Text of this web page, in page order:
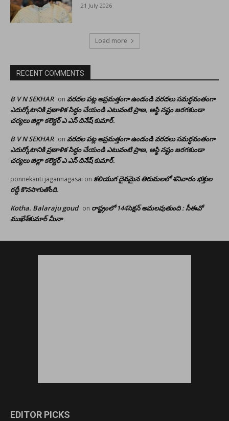
21 July 2026
Load more
RECENT COMMENTS
B V N SEKHAR on వరదల పట్ల అప్రమత్తంగా ఉండండి వరదలు సమర్ధవంతంగా
ఎదుర్కోటానికి ప్రణాళిక సిద్ధం చేయండి ఎటువంటి ప్రాణ, ఆస్థి నష్టం జరగకుండా
చర్యలు జిల్లా కలెక్టర్ ఎ ఎస్ దినేష్ కుమార్.
B V N SEKHAR on వరదల పట్ల అప్రమత్తంగా ఉండండి వరదలు సమర్ధవంతంగా
ఎదుర్కోటానికి ప్రణాళిక సిద్ధం చేయండి ఎటువంటి ప్రాణ, ఆస్థి నష్టం జరగకుండా
చర్యలు జిల్లా కలెక్టర్ ఎ ఎస్ దినేష్ కుమార్.
ponnekanti jagannagasai on కలియుగ దైవమైన తిరుమలలో శనివారం భక్తుల
రద్దీ కొనసాగుతోంది.
Kotha. Balaraju goud on రాష్ట్రంలో 144సెక్షన్ అమలవుతుంది : సీఈవో
ముఖేశ్‌కుమార్‌ మీనా
EDITOR PICKS